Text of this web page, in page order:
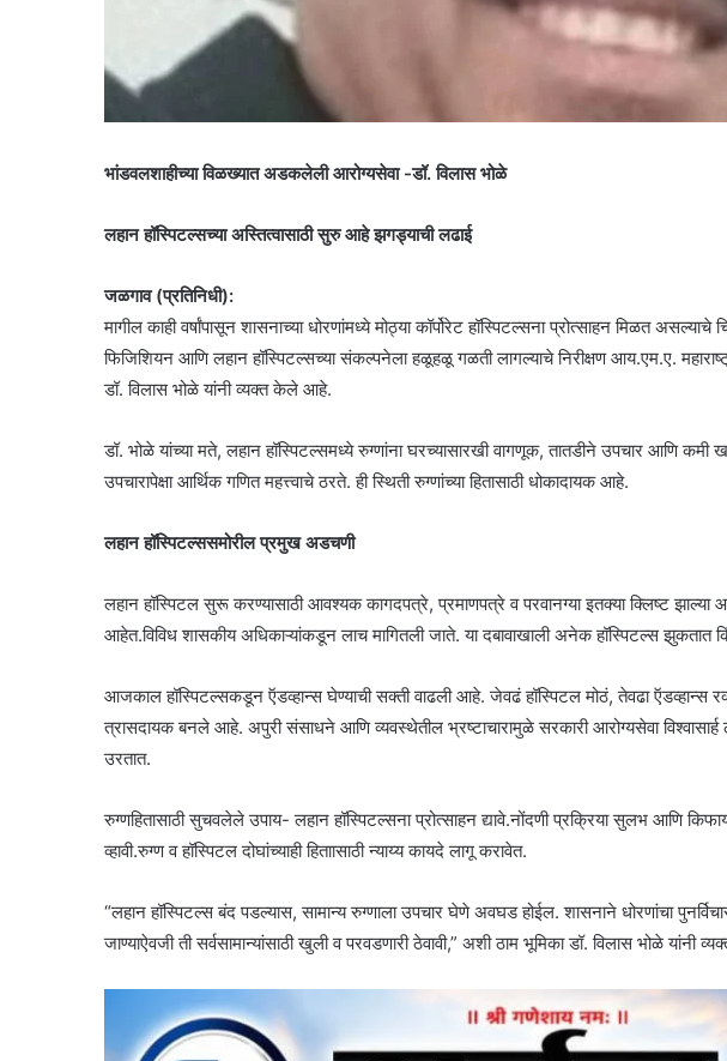
भांडवलशाहीच्या विळख्यात अडकलेली आरोग्यसेवा -डॉ. विलास भोळे
लहान हॉस्पिटल्सच्या अस्तित्वासाठी सुरु आहे झगड्याची लढाई
जळगाव (प्रतिनिधी):
मागील काही वर्षांपासून शासनाच्या धोरणांमध्ये मोठ्या कॉर्पोरेट हॉस्पिटल्सना प्रोत्साहन मिळत
फिजिशियन आणि लहान हॉस्पिटल्सच्या संकल्पनेला हळूहळू गळती लागल्याचे निरीक्षण आय.एम.ए.
डॉ. विलास भोळे यांनी व्यक्त केले आहे.
डॉ. भोळे यांच्या मते, लहान हॉस्पिटल्समध्ये रुग्णांना घरच्यासारखी वागणूक, तातडीने उपचार आणि कमी
उपचारापेक्षा आर्थिक गणित महत्त्वाचे ठरते. ही स्थिती रुग्णांच्या हितासाठी धोकादायक आहे.
लहान हॉस्पिटल्ससमोरील प्रमुख अडचणी
लहान हॉस्पिटल सुरू करण्यासाठी आवश्यक कागदपत्रे, प्रमाणपत्रे व परवानग्या इतक्या क्लिष्ट
आहेत.विविध शासकीय अधिकाऱ्यांकडून लाच मागितली जाते. या दबावाखाली अनेक हॉस्पिटल्स
आजकाल हॉस्पिटल्सकडून ऍडव्हान्स घेण्याची सक्ती वाढली आहे. जेवढं हॉस्पिटल मोठं, तेवढा ऍडव्हान्स
त्रासदायक बनले आहे. अपुरी संसाधने आणि व्यवस्थेतील भ्रष्टाचारामुळे सरकारी आरोग्यसेवा विश्वासार्ह
उरतात.
रुग्णहितासाठी सुचवलेले उपाय- लहान हॉस्पिटल्सना प्रोत्साहन द्यावे.नोंदणी प्रक्रिया सुलभ आणि
व्हावी.रुग्ण व हॉस्पिटल दोघांच्याही हिताासाठी न्याय्य कायदे लागू करावेत.
“लहान हॉस्पिटल्स बंद पडल्यास, सामान्य रुग्णाला उपचार घेणे अवघड होईल. शासनाने धोरणांचा
जाण्याऐवजी ती सर्वसामान्यांसाठी खुली व परवडणारी ठेवावी,” अशी ठाम भूमिका डॉ. विलास भोळे यांनी